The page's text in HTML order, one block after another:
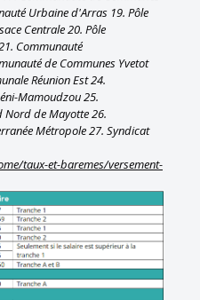
Urbaine d'Arras 19. Pôle
Centrale 20. Pôle
Communauté
de Communes Yvetot
Réunion Est 24.
Mamoudzou 25.
Nord de Mayotte 26.
Métropole 27. Syndicat
taux-et-baremes/versement-